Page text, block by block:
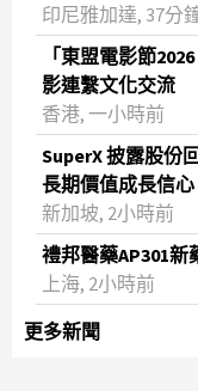
印尼雅加達, 37分
「東盟電影節
影連繫文化交流
香港, 一小時前
SuperX 披露股份
長期價值成長信心
新加坡, 2小時前
禮邦醫藥AP301
上海, 2小時前
更多新聞